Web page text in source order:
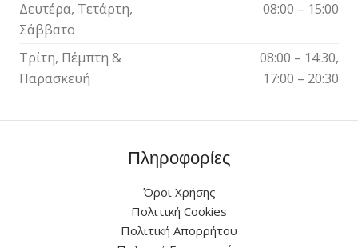
Δευτέρα, Τετάρτη,
Σάββατο
08:00 – 15:00
Τρίτη, Πέμπτη &
Παρασκευή
08:00 – 14:30,
17:00 – 20:30
Πληροφορίες
Όροι Χρήσης
Πολιτική Cookies
Πολιτική Απορρήτου